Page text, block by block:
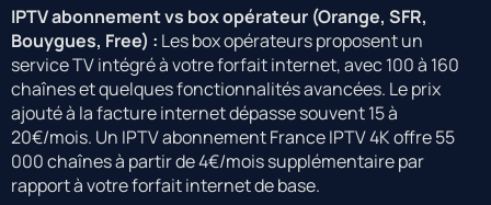
IPTV abonnement vs box opérateur (Orange, SFR,
Bouygues, Free) : Les box opérateurs proposent un
service TV intégré à votre forfait internet, avec 100 à 160
chaînes et quelques fonctionnalités avancées. Le prix
ajouté à la facture internet dépasse souvent 15 à
20€/mois. Un IPTV abonnement France IPTV 4K offre 55
000 chaînes à partir de 4€/mois supplémentaire par
rapport à votre forfait internet de base.